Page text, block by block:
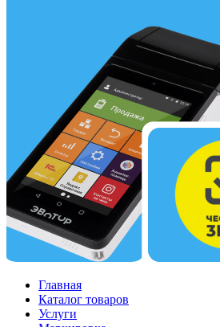
Главная
Каталог товаров
Услуги